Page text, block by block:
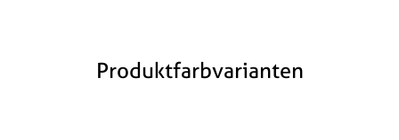
Produktfarbvarianten